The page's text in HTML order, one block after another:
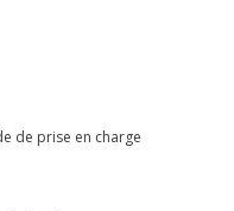
de prise en charge